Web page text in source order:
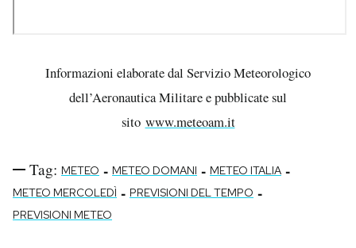
Informazioni elaborate dal Servizio Meteorologico
dell’Aeronautica Militare e pubblicate sul
sito www.meteoam.it
Tag: METEO - METEO DOMANI - METEO ITALIA -
METEO MERCOLEDÌ - PREVISIONI DEL TEMPO -
PREVISIONI METEO